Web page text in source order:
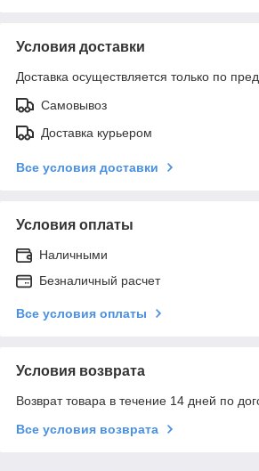
Условия доставки
Доставка осуществляется только по
Самовывоз
Доставка курьером
Все условия доставки
Условия оплаты
Наличными
Безналичный расчет
Все условия оплаты
Условия возврата
Возврат товара в течение 14 дней по
Все условия возврата